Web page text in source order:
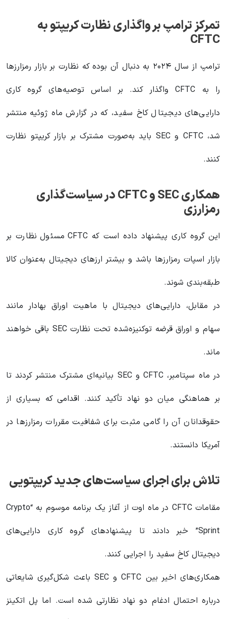
تمرکز ترامپ بر واگذاری نظارت کریپتو به
CFTC
ترامپ از سال ۲۰۲۴ به دنبال آن بوده که نظارت بر بازار رمزارزها
را به CFTC واگذار کند. بر اساس توصیه‌های گروه کاری
دارایی‌های دیجیتال کاخ سفید، که در گزارش ماه ژوئیه منتشر
شد، CFTC و SEC باید به‌صورت مشترک بر بازار کریپتو نظارت
کنند.
همکاری SEC و CFTC در سیاست‌گذاری
رمزارزی
این گروه کاری پیشنهاد داده است که CFTC مسئول نظارت بر
بازار اسپات رمزارزها باشد و بیشتر ارزهای دیجیتال به‌عنوان کالا
طبقه‌بندی شوند.
در مقابل، دارایی‌های دیجیتال با ماهیت اوراق بهادار مانند
سهام و اوراق قرضه توکنیزه‌شده تحت نظارت SEC باقی خواهند
ماند.
در ماه سپتامبر، CFTC و SEC بیانیه‌ای مشترک منتشر کردند تا
بر هماهنگی میان دو نهاد تأکید کنند. اقدامی که بسیاری از
حقوقدانان آن را گامی مثبت برای شفافیت مقررات رمزارزها در
آمریکا دانستند.
تلاش برای اجرای سیاست‌های جدید کریپتویی
مقامات CFTC در ماه اوت از آغاز یک برنامه موسوم به “Crypto
Sprint” خبر دادند تا پیشنهادهای گروه کاری دارایی‌های
دیجیتال کاخ سفید را اجرایی کنند.
همکاری‌های اخیر بین CFTC و SEC باعث شکل‌گیری شایعاتی
درباره احتمال ادغام دو نهاد نظارتی شده است. اما پل اتکینز